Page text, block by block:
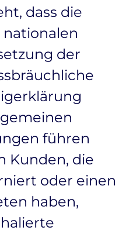
dass die
der
führen
Kunden, die
oder einen
haben,